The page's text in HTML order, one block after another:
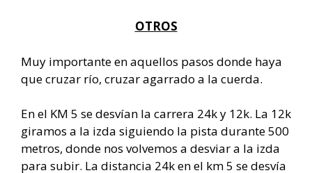
OTROS
Muy importante en aquellos pasos donde haya
que cruzar río, cruzar agarrado a la cuerda.
En el KM 5 se desvían la carrera 24k y 12k. La 12k
giramos a la izda siguiendo la pista durante 500
metros, donde nos volvemos a desviar a la izda
para subir. La distancia 24k en el km 5 se desvía